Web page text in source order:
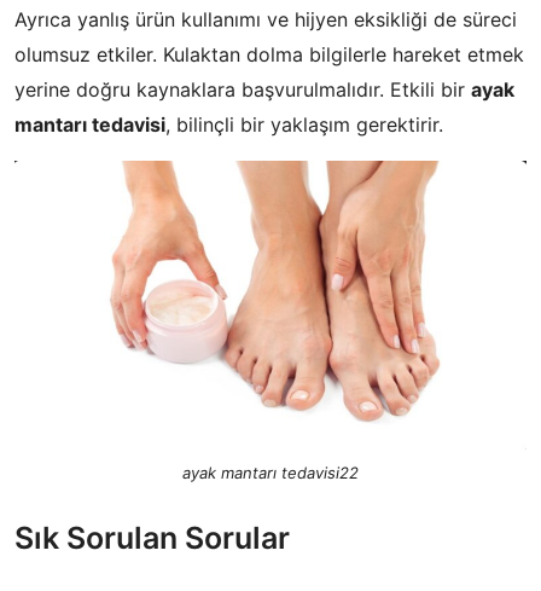
Ayrıca yanlış ürün kullanımı ve hijyen eksikliği de süreci
olumsuz etkiler. Kulaktan dolma bilgilerle hareket etmek
yerine doğru kaynaklara başvurulmalıdır. Etkili bir ayak
mantarı tedavisi, bilinçli bir yaklaşım gerektirir.
ayak mantarı tedavisi22
Sık Sorulan Sorular